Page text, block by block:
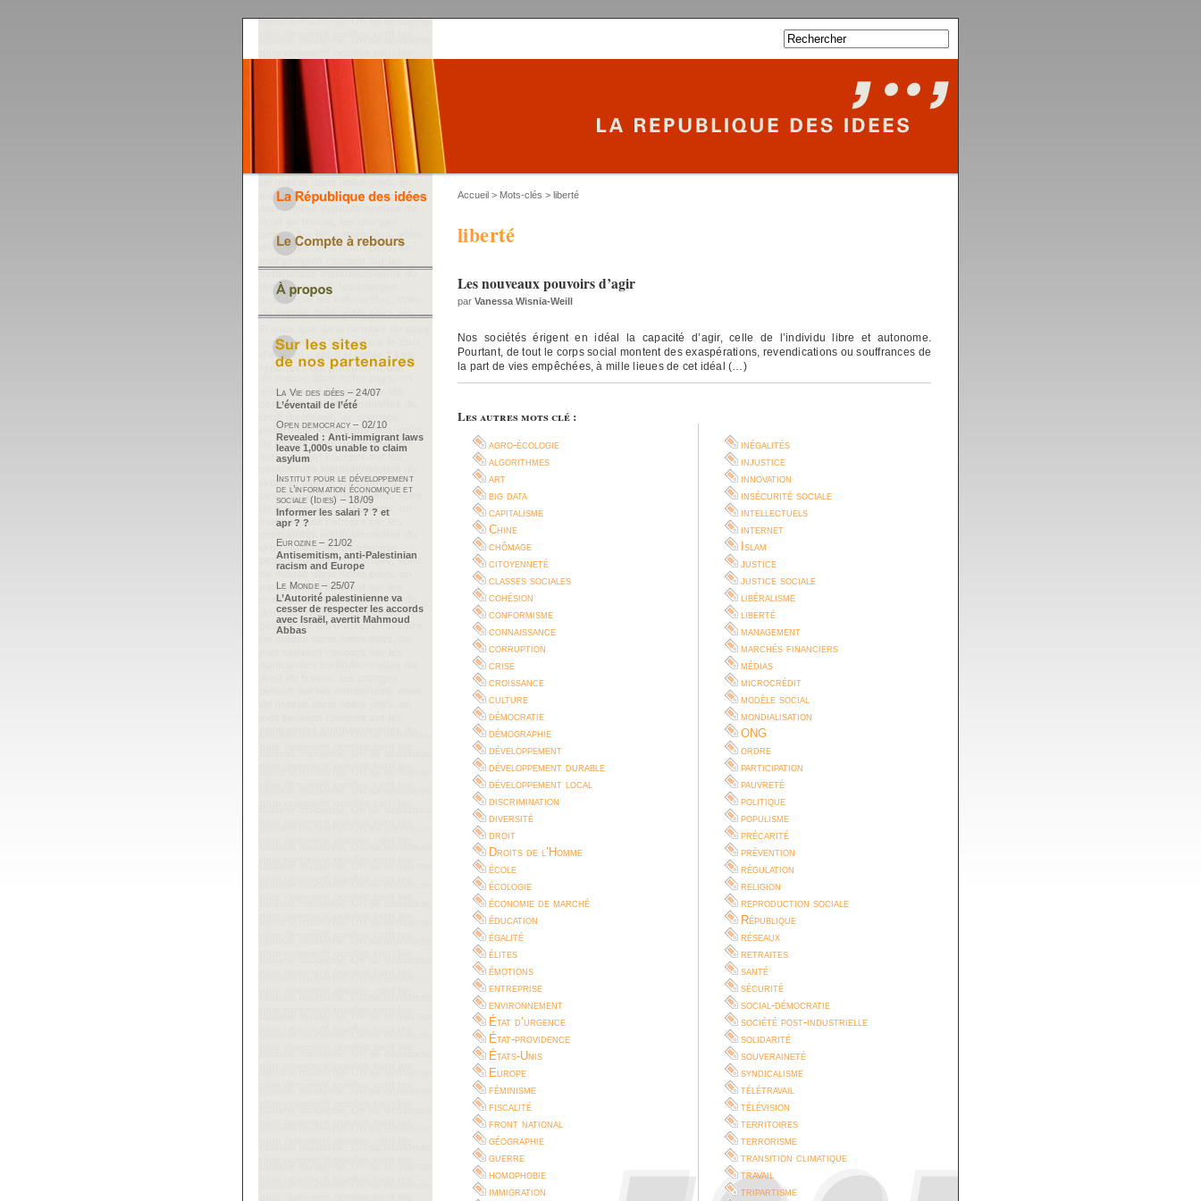
Accueil > Mots-clés > liberté
liberté
Les nouveaux pouvoirs d’agir
par Vanessa Wisnia-Weill
Nos sociétés érigent en idéal la capacité d’agir, celle de l’individu libre et autonome.
Pourtant, de tout le corps social montent des exaspérations, revendications ou souffrances de
la part de vies empêchées, à mille lieues de cet idéal (…)
Les autres mots clé :
agro-écologie
algorithmes
art
big data
capitalisme
Chine
chômage
citoyenneté
classes sociales
cohésion
conformisme
connaissance
corruption
crise
croissance
culture
démocratie
démographie
développement
développement durable
développement local
discrimination
diversité
droit
Droits de l’Homme
école
écologie
économie de marché
éducation
égalité
élites
émotions
entreprise
environnement
État d’urgence
État-providence
États-Unis
Europe
féminisme
fiscalité
front national
géographie
guerre
homophobie
immigration
inégalités
injustice
innovation
insécurité sociale
intellectuels
internet
Islam
justice
justice sociale
libéralisme
liberté
management
marchés financiers
médias
microcrédit
modèle social
mondialisation
ONG
ordre
participation
pauvreté
politique
populisme
précarité
prévention
régulation
religion
reproduction sociale
République
réseaux
retraites
santé
sécurité
social-démocratie
société post-industrielle
solidarité
souveraineté
syndicalisme
télétravail
télévision
territoires
terrorisme
transition climatique
travail
tripartisme
La Vie des idées – 24/07
L’éventail de l’été
Open democracy – 02/10
Revealed : Anti-immigrant laws
leave 1,000s unable to claim
asylum
Institut pour le développement
de l’information économique et
sociale (Idies) – 18/09
Informer les salari ? ? et
apr ? ?
Eurozine – 21/02
Antisemitism, anti-Palestinian
racism and Europe
Le Monde – 25/07
L’Autorité palestinienne va
cesser de respecter les accords
avec Israël, avertit Mahmoud
Abbas